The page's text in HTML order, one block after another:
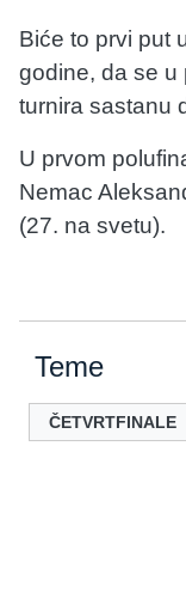
Biće to prvi put
godine, da se u
turnira sastanu
U prvom
Nemac
(27. na svetu).
Teme
ČETVRTFINALE